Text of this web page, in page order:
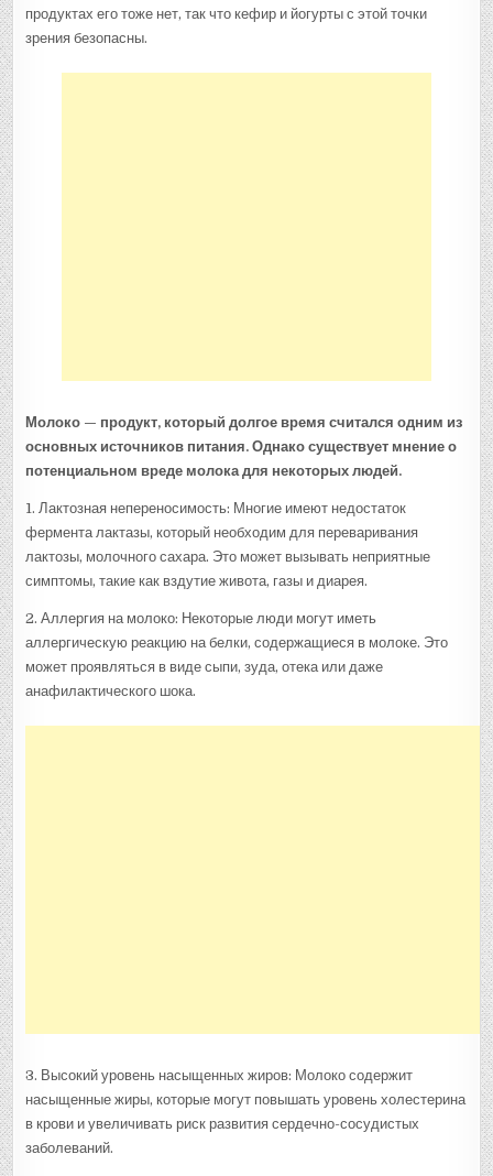
продуктах его тоже нет, так что кефир и йогурты с этой точки
зрения безопасны.
Молоко — продукт, который долгое время считался одним из
основных источников питания. Однако существует мнение о
потенциальном вреде молока для некоторых людей.
1. Лактозная непереносимость: Многие имеют недостаток
фермента лактазы, который необходим для переваривания
лактозы, молочного сахара. Это может вызывать неприятные
симптомы, такие как вздутие живота, газы и диарея.
2. Аллергия на молоко: Некоторые люди могут иметь
аллергическую реакцию на белки, содержащиеся в молоке. Это
может проявляться в виде сыпи, зуда, отека или даже
анафилактического шока.
3. Высокий уровень насыщенных жиров: Молоко содержит
насыщенные жиры, которые могут повышать уровень холестерина
в крови и увеличивать риск развития сердечно-сосудистых
заболеваний.